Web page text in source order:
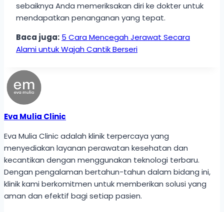
sebaiknya Anda memeriksakan diri ke dokter untuk
mendapatkan penanganan yang tepat.
Baca juga: 5 Cara Mencegah Jerawat Secara
Alami untuk Wajah Cantik Berseri
Eva Mulia Clinic
Eva Mulia Clinic adalah klinik terpercaya yang
menyediakan layanan perawatan kesehatan dan
kecantikan dengan menggunakan teknologi terbaru.
Dengan pengalaman bertahun-tahun dalam bidang ini,
klinik kami berkomitmen untuk memberikan solusi yang
aman dan efektif bagi setiap pasien.